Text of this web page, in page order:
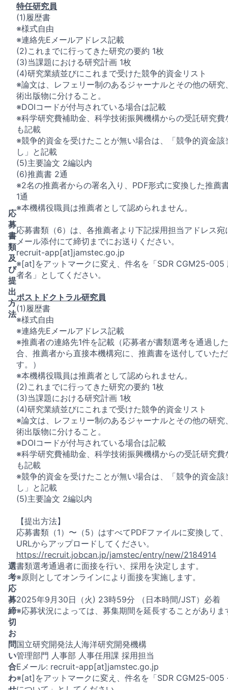
応
募
書
類
及
び
提
出
方
法
特任研究員
(1)履歴書
※様式自由
※連絡先Eメールアドレス記載
(2)これまでに行ってきた研究の要約 1枚
(3)当課題における研究計画 1枚
(4)研究業績並びにこれまで受けた競争的資金リスト
※論文は、レフェリー制のあるジャーナルとその他の研究
術出版物に分けること。
※DOIコードが付与されている場合は記載
※科学研究費補助金、科学技術振興機構からの受託研究費
も記載
※競争的資金を受けたことが無い場合は、「競争的資金該
し」と記載
(5)主要論文 2編以内
(6)推薦書 2通
※2名の推薦者からの署名入り、PDF形式に変換した推薦
1通
※本機構役職員は推薦者として認められません。
応募書類（6）は、各推薦者より下記採用担当アドレス宛
メール添付にて締切までにお送りください。
recruit-app[at]jamstec.go.jp
※[at]をアットマークに変え、件名を「SDR CGM25-005
者名」としてください。
ポストドクトラル研究員
(1)履歴書
※様式自由
※連絡先Eメールアドレス記載
※推薦者の連絡先1件を記載（応募者が書類選考を通過し
合、推薦者から直接本機構宛に、推薦書を送付していた
す。）
※本機構役職員は推薦者として認められません。
(2)これまでに行ってきた研究の要約 1枚
(3)当課題における研究計画 1枚
(4)研究業績並びにこれまで受けた競争的資金リスト
※論文は、レフェリー制のあるジャーナルとその他の研究
術出版物に分けること。
※DOIコードが付与されている場合は記載
※科学研究費補助金、科学技術振興機構からの受託研究費
も記載
※競争的資金を受けたことが無い場合は、「競争的資金該
し」と記載
(5)主要論文 2編以内
【提出方法】
応募書類（1）〜（5）はすべてPDFファイルに変換して
URLからアップロードしてください。
https://recruit.jobcan.jp/jamstec/entry/new/2184914
選
考
書類選考通過者に面接を行い、採用を決定します。
※原則としてオンラインにより面接を実施します。
応
募
締
切
2025年9月30日（火) 23時59分 （日本時間/JST）必着
※応募状況によっては、募集期間を延長することがありま
お
問
い
合
わ
国立研究開発法人海洋研究開発機構
管理部門 人事部 人事任用課 採用担当
Eメール: recruit-app[at]jamstec.go.jp
※[at]をアットマークに変え、件名を「SDR CGM25-005